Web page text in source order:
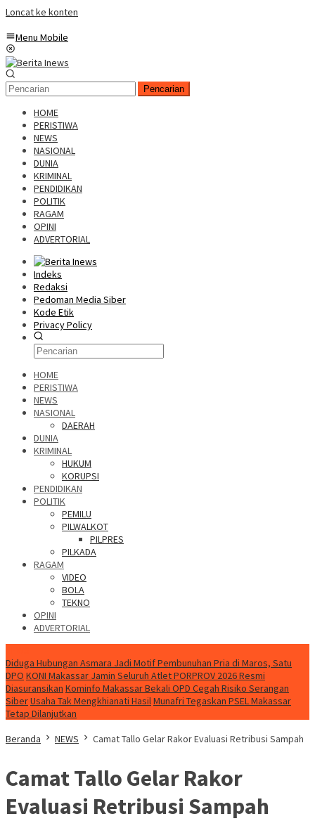
Loncat ke konten
Menu Mobile
Pencarian
HOME
PERISTIWA
NEWS
NASIONAL
DUNIA
KRIMINAL
PENDIDIKAN
POLITIK
RAGAM
OPINI
ADVERTORIAL
Indeks
Redaksi
Pedoman Media Siber
Kode Etik
Privacy Policy
HOME
PERISTIWA
NEWS
NASIONAL
DAERAH
DUNIA
KRIMINAL
HUKUM
KORUPSI
PENDIDIKAN
POLITIK
PEMILU
PILWALKOT
PILPRES
PILKADA
RAGAM
VIDEO
BOLA
TEKNO
OPINI
ADVERTORIAL
Diduga Hubungan Asmara Jadi Motif Pembunuhan Pria di Maros, Satu
DPO KONI Makassar Jamin Seluruh Atlet PORPROV 2026 Resmi
Diasuransikan Kominfo Makassar Bekali OPD Cegah Risiko Serangan
SiberUsaha Tak Mengkhianati HasilMunafri Tegaskan PSEL Makassar
Tetap Dilanjutkan
Beranda
NEWS Camat Tallo Gelar Rakor Evaluasi Retribusi Sampah
Camat Tallo Gelar Rakor
Evaluasi Retribusi Sampah